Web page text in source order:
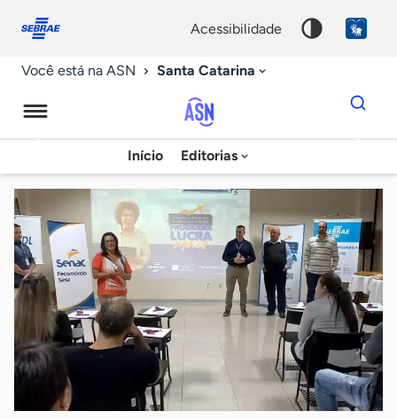
conosco
acessibilidade
Você está na ASN Santa Catarina
Agência
Sebrae
de
Notícias
Início Editorias
Dados
para
chave